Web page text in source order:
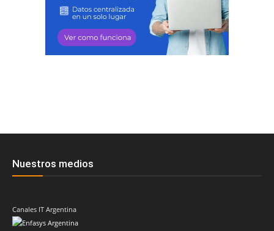
Nuestros medios
Canales IT Argentina